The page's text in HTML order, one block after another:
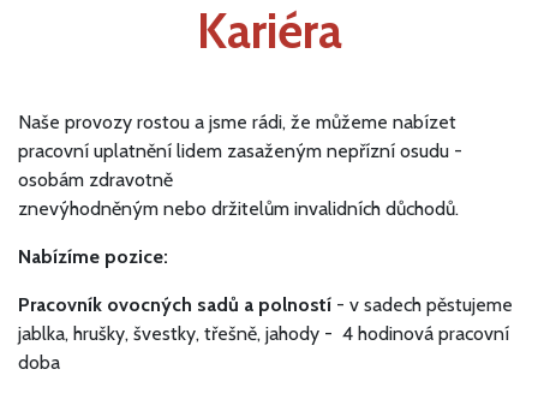
Kariéra
Naše provozy rostou a jsme rádi, že můžeme nabízet
pracovní uplatnění lidem zasaženým nepřízní osudu -
osobám zdravotně
znevýhodněným nebo držitelům invalidních důchodů.
Nabízíme pozice:
Pracovník ovocných sadů a polností - v sadech pěstujeme
jablka, hrušky, švestky, třešně, jahody - 4 hodinová pracovní
doba